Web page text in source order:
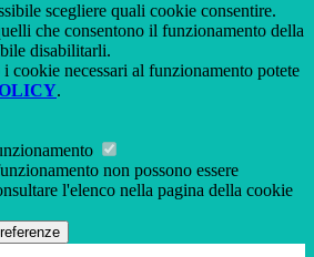
scegliere quali cookie consentire.
che consentono il funzionamento della
disabilitarli.
cookie necessari al funzionamento potete
.
non possono essere
l'elenco nella pagina della cookie